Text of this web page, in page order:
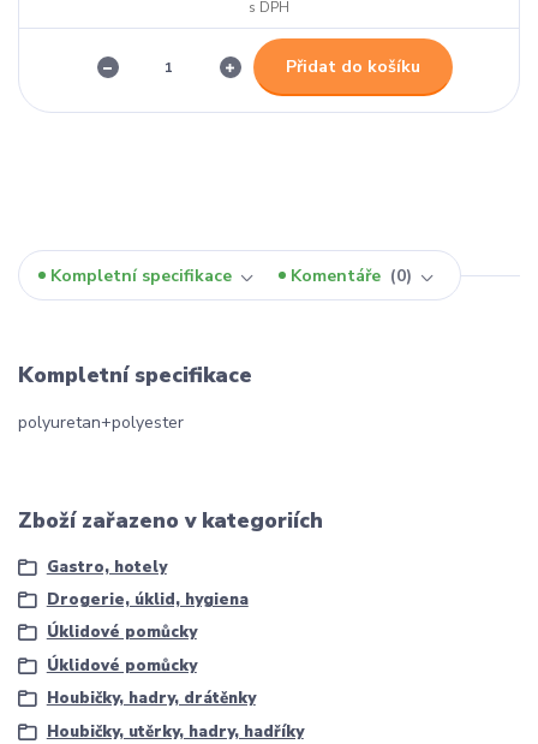
Přidat do košíku
Kompletní specifikace Komentáře 0
Kompletní specifikace
polyuretan+polyester
Zboží zařazeno v kategoriích
Gastro, hotely
Drogerie, úklid, hygiena
Úklidové pomůcky
Úklidové pomůcky
Houbičky, hadry, drátěnky
Houbičky, utěrky, hadry, hadříky